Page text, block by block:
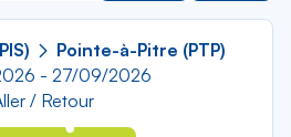
Pointe-à-Pitre (PTP)
- 27/09/2026
/ Retour